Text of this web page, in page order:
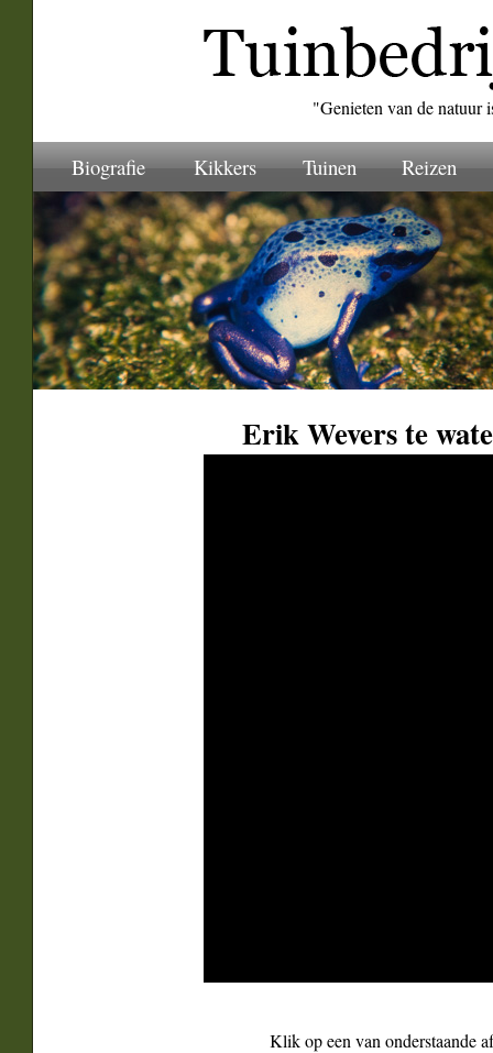
"Genieten van de natuur
Biografie Kikkers Tuinen Reizen
Erik Wevers te
Klik op een van onderstaande